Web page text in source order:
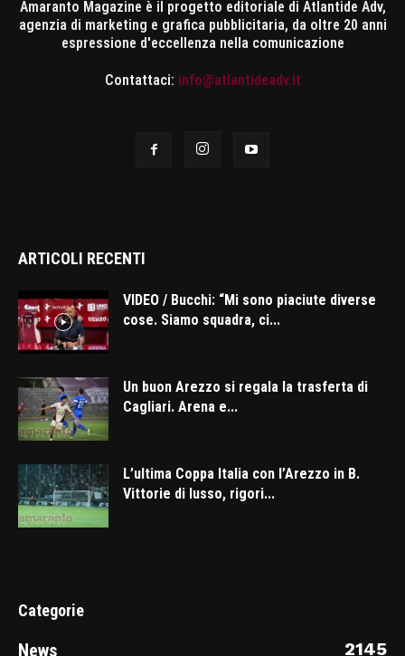
Amaranto Magazine è il progetto editoriale di Atlantide Adv,
agenzia di marketing e grafica pubblicitaria, da oltre 20 anni
espressione d'eccellenza nella comunicazione
Contattaci: info@atlantideadv.it
ARTICOLI RECENTI
VIDEO / Bucchi: “Mi sono piaciute diverse
cose. Siamo squadra, ci...
Un buon Arezzo si regala la trasferta di
Cagliari. Arena e...
L’ultima Coppa Italia con l’Arezzo in B.
Vittorie di lusso, rigori...
Categorie
News 2145